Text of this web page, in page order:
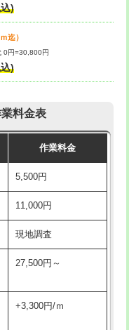
8,800円～
11,000円+材料費
16,500円+材料費
13,200円+材料費
16,500円+材料費
22,000円+材料費
11,000円+材料費
)
迄）
0円=30,800円
)
料金表
作業料金
5,500円
11,000円
現地調査
27,500円～
+3,300円/ｍ